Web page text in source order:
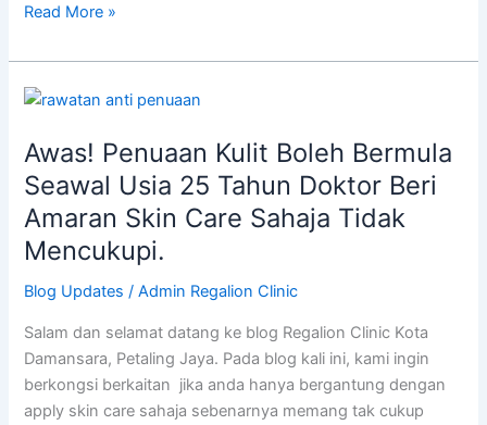
Read More »
Awas! Penuaan Kulit Boleh Bermula
Seawal Usia 25 Tahun Doktor Beri
Amaran Skin Care Sahaja Tidak
Mencukupi.
Blog Updates /Admin Regalion Clinic
Salam dan selamat datang ke blog Regalion Clinic Kota
Damansara, Petaling Jaya. Pada blog kali ini, kami ingin
berkongsi berkaitan jika anda hanya bergantung dengan
apply skin care sahaja sebenarnya memang tak cukup
Awas!
Kulit
Boleh
Bermula
Seawal
Usia
25
Tahun
Doktor
Beri
Amaran
Skin